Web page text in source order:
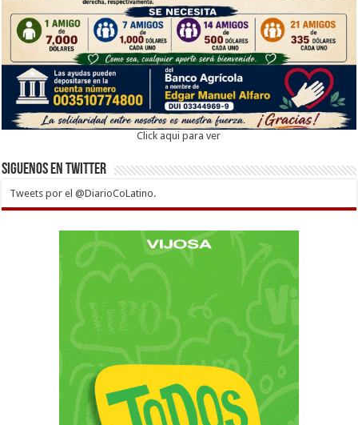
Click aqui para ver
Siguenos en twitter
Tweets por el @DiarioCoLatino.